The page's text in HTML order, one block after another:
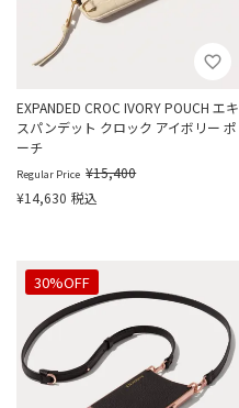
EXPANDED CROC IVORY POUCH エキ
スパンデット クロック アイボリー ポ
ーチ
Regular Price ¥15,400
¥14,630 税込
30%OFF